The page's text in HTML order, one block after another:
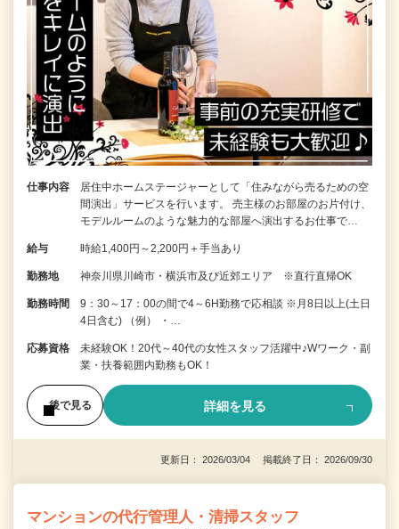
仕事内容
居住中ホームステージャーとして「住みながら売るための空
間演出」サービスを行います。 売主様のお部屋のお片付け、
モデルルームのような魅力的な部屋へ演出するお仕事で…
給与 時給1,400円～2,200円＋手当あり
勤務地 神奈川県川崎市・横浜市及び近郊エリア ※直行直帰OK
勤務時間
9：30～17：00の間で4～6H勤務で応相談 ※月8日以上(土日
4日含む) （例） ・…
応募資格
未経験OK！20代～40代の女性スタッフ活躍中♪Wワーク・副
業・扶養範囲内勤務もOK！
後で見る 詳細を見る
更新日： 2026/03/04 掲載終了日： 2026/09/30
マンションの代行管理人・清掃スタッフ